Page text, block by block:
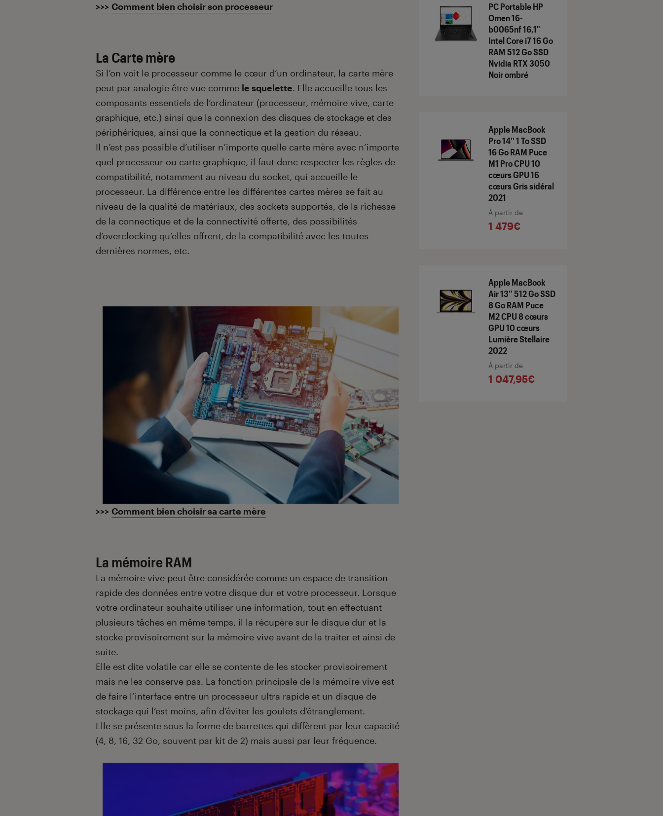
>>> Comment bien choisir son processeur
La Carte mère
Si l’on voit le processeur comme le cœur d’un ordinateur, la carte mère
peut par analogie être vue comme le squelette. Elle accueille tous les
composants essentiels de l’ordinateur (processeur, mémoire vive, carte
graphique, etc.) ainsi que la connexion des disques de stockage et des
périphériques, ainsi que la connectique et la gestion du réseau.
Il n’est pas possible d’utiliser n’importe quelle carte mère avec n’importe
quel processeur ou carte graphique, il faut donc respecter les règles de
compatibilité, notamment au niveau du socket, qui accueille le
processeur. La différence entre les différentes cartes mères se fait au
niveau de la qualité de matériaux, des sockets supportés, de la richesse
de la connectique et de la connectivité offerte, des possibilités
d’overclocking qu’elles offrent, de la compatibilité avec les toutes
dernières normes, etc.
>>> Comment bien choisir sa carte mère
La mémoire RAM
La mémoire vive peut être considérée comme un espace de transition
rapide des données entre votre disque dur et votre processeur. Lorsque
votre ordinateur souhaite utiliser une information, tout en effectuant
plusieurs tâches en même temps, il la récupère sur le disque dur et la
stocke provisoirement sur la mémoire vive avant de la traiter et ainsi de
suite.
Elle est dite volatile car elle se contente de les stocker provisoirement
mais ne les conserve pas. La fonction principale de la mémoire vive est
de faire l’interface entre un processeur ultra rapide et un disque de
stockage qui l’est moins, afin d’éviter les goulets d’étranglement.
Elle se présente sous la forme de barrettes qui diffèrent par leur capacité
(4, 8, 16, 32 Go, souvent par kit de 2) mais aussi par leur fréquence.
PC Portable HP
Omen 16-
b0065nf 16,1"
Intel Core i7 16 Go
RAM 512 Go SSD
Nvidia RTX 3050
Noir ombré
Apple MacBook
Pro 14'' 1 To SSD
16 Go RAM Puce
M1 Pro CPU 10
cœurs GPU 16
cœurs Gris sidéral
2021
À partir de
1 479€
Apple MacBook
Air 13'' 512 Go SSD
8 Go RAM Puce
M2 CPU 8 cœurs
GPU 10 cœurs
Lumière Stellaire
2022
À partir de
1 047,95€